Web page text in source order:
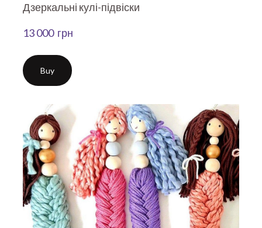
Дзеркальні кулі-підвіски
13 000  грн
Buy